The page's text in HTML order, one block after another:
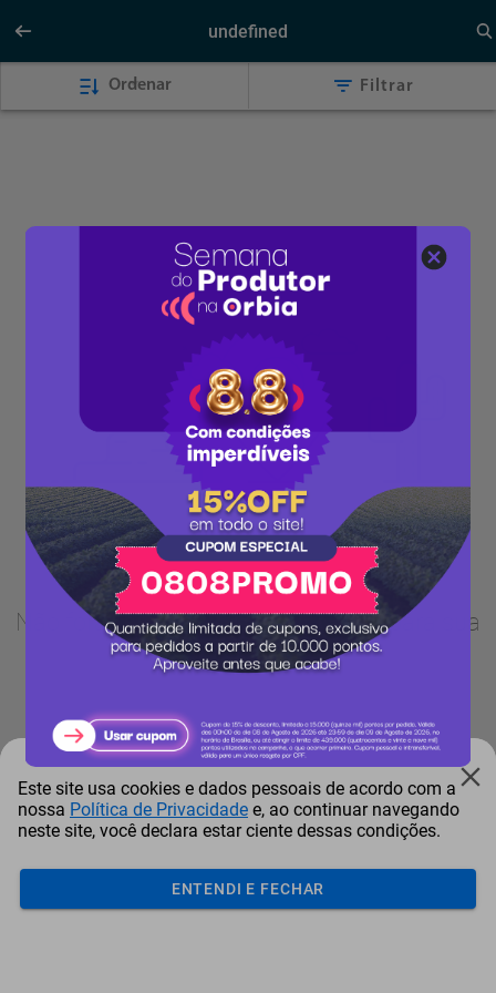
undefined
Ordenar Filtrar
Não foram encontrados resultados para sua
busca.
Este site usa cookies e dados pessoais de acordo com a
nossa Política de Privacidade e, ao continuar navegando
neste site, você declara estar ciente dessas condições.
ENTENDI E FECHAR